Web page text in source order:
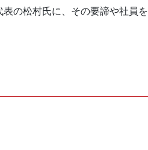
の松村氏に、その要諦や社員